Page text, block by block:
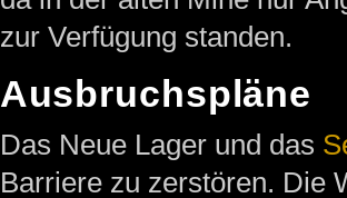
zur Verfügung standen.
Ausbruchspläne
Das Neue Lager und das
Barriere zu zerstören. Die